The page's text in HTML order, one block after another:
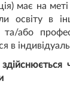
має на
освіту в
або
в